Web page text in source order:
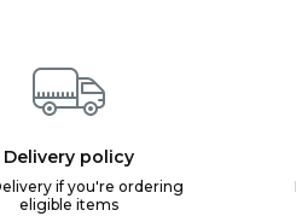
Delivery policy
if you're ordering
eligible items